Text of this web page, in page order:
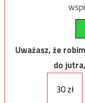
Uważasz, że
do
30 zł